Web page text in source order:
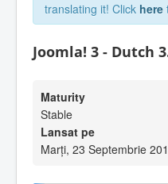
translating it! Click here
Joomla! 3 - Dutch
Maturity
Stable
Lansat pe
Marți, 23 Septembrie